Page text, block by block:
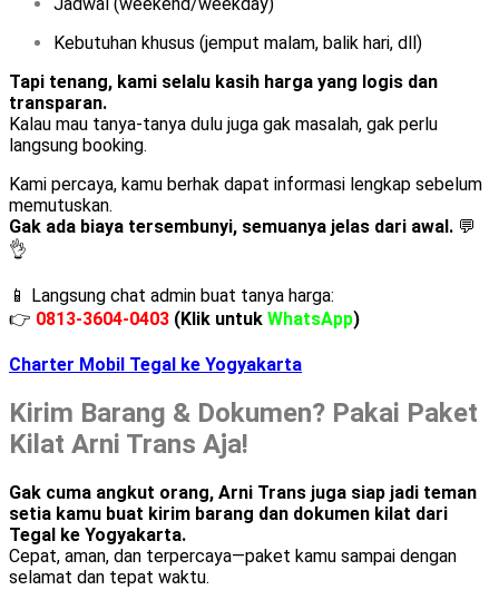
Kebutuhan khusus (jemput malam, balik hari, dll)
Tapi tenang, kami selalu kasih harga yang logis dan
transparan.
Kalau mau tanya-tanya dulu juga gak masalah, gak perlu
langsung booking.
Kami percaya, kamu berhak dapat informasi lengkap sebelum
memutuskan.
Gak ada biaya tersembunyi, semuanya jelas dari awal. 💬
👌
📱 Langsung chat admin buat tanya harga:
👉 0813-3604-0403 (Klik untuk WhatsApp)
Charter Mobil Tegal ke Yogyakarta
Kirim Barang & Dokumen? Pakai Paket
Kilat Arni Trans Aja!
Gak cuma angkut orang, Arni Trans juga siap jadi teman
setia kamu buat kirim barang dan dokumen kilat dari
Tegal ke Yogyakarta.
Cepat, aman, dan terpercaya—paket kamu sampai dengan
selamat dan tepat waktu.